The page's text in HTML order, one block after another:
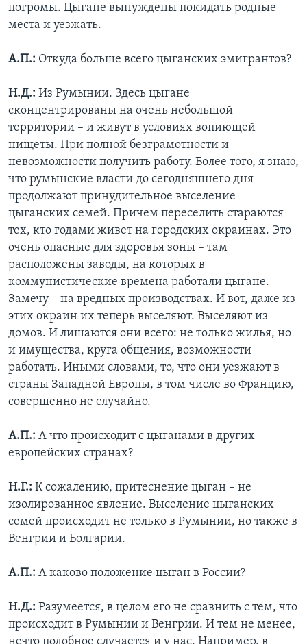
погромы. Цыгане вынуждены покидать родные
места и уезжать.
А.П.: Откуда больше всего цыганских эмигрантов?
Н.Д.: Из Румынии. Здесь цыгане
сконцентрированы на очень небольшой
территории – и живут в условиях вопиющей
нищеты. При полной безграмотности и
невозможности получить работу. Более того, я знаю,
что румынские власти до сегодняшнего дня
продолжают принудительное выселение
цыганских семей. Причем переселить стараются
тех, кто годами живет на городских окраинах. Это
очень опасные для здоровья зоны – там
расположены заводы, на которых в
коммунистические времена работали цыгане.
Замечу – на вредных производствах. И вот, даже из
этих окраин их теперь выселяют. Выселяют из
домов. И лишаются они всего: не только жилья, но
и имущества, круга общения, возможности
работать. Иными словами, то, что они уезжают в
страны Западной Европы, в том числе во Францию,
совершенно не случайно.
А.П.: А что происходит с цыганами в других
европейских странах?
Н.Г.: К сожалению, притеснение цыган – не
изолированное явление. Выселение цыганских
семей происходит не только в Румынии, но также в
Венгрии и Болгарии.
А.П.: А каково положение цыган в России?
Н.Д.: Разумеется, в целом его не сравнить с тем, что
происходит в Румынии и Венгрии. И тем не менее,